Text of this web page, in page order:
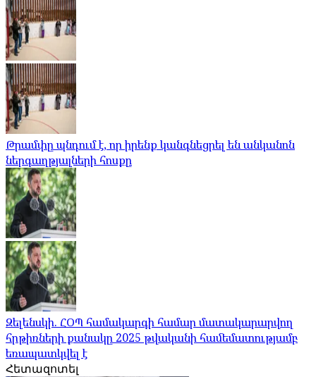
Թրամփը պնդում է, որ իրենք կանգնեցրել են անկանոն
ներգաղթյալների հոսքը
Զելենսկի. ՀՕՊ համակարգի համար մատակարարվող
հրթիռների քանակը 2025 թվականի համեմատությամբ
եռապատկվել է
Հետազոտել